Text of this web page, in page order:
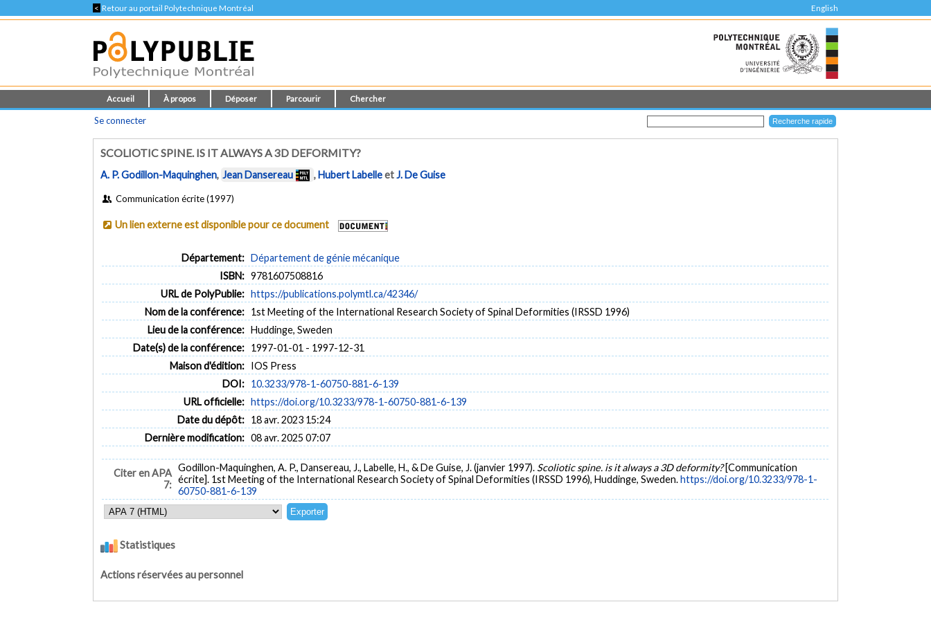
< Retour au portail Polytechnique Montréal English
Accueil À propos Déposer Parcourir Chercher
Se connecter
SCOLIOTIC SPINE. IS IT ALWAYS A 3D DEFORMITY?
A. P. Godillon-Maquinghen, Jean Dansereau ,Hubert LabelleetJ. De Guise
Communication écrite (1997)
Un lien externe est disponible pour ce document
Département: Département de génie mécanique
ISBN: 9781607508816
URL de PolyPublie: https://publications.polymtl.ca/42346/
Nom de la conférence: 1st Meeting of the International Research Society of Spinal Deformities (IRSSD 1996)
Lieu de la conférence: Huddinge, Sweden
Date(s) de la conférence: 1997-01-01 - 1997-12-31
Maison d'édition: IOS Press
DOI: 10.3233/978-1-60750-881-6-139
URL officielle: https://doi.org/10.3233/978-1-60750-881-6-139
Date du dépôt: 18 avr. 2023 15:24
Dernière modification: 08 avr. 2025 07:07
Citer en APA
7:
Godillon-Maquinghen, A. P., Dansereau, J., Labelle, H., & De Guise, J. (janvier 1997). Scoliotic spine. is it always a 3D deformity?[Communication
écrite]. 1st Meeting of the International Research Society of Spinal Deformities (IRSSD 1996), Huddinge, Sweden.https://doi.org/10.3233/978-1-
60750-881-6-139
Statistiques
Actions réservées au personnel